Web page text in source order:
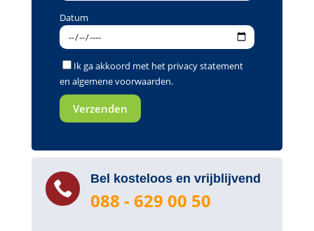
Datum
Ik ga akkoord met het privacy statement
en algemene voorwaarden.
 Bel kosteloos en vrijblijvend
088 - 629 00 50